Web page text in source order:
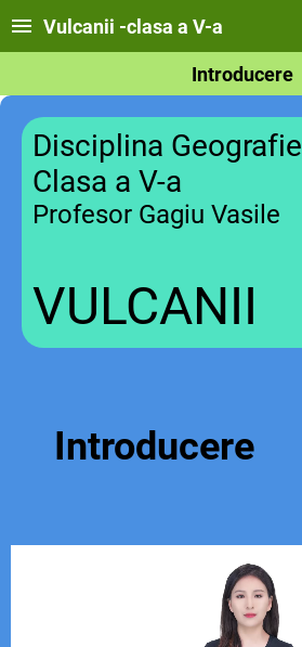
Vulcanii -clasa a V-a
Introducere
Disciplina Geografie
Clasa a V-a
Profesor Gagiu Vasile
VULCANII
Introducere